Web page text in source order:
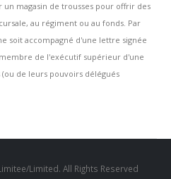
magasin de trousses pour offrir des
au régiment ou au fonds. Par
soit accompagné d'une lettre signée
de l'exécutif supérieur d'une
de leurs pouvoirs délégués
Limited. All Rights Reserved